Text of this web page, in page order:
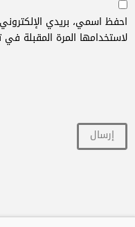
احفظ اسمي، بريدي
لاستخدامها المرة المقبلة